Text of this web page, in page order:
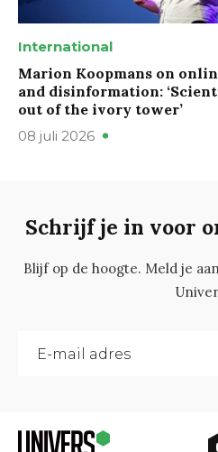
International
Marion Koopmans on
and disinformation:
out of the ivory tower’
08 juli 2026
Schrijf je in voor
Blijf op de hoogte. Meld je